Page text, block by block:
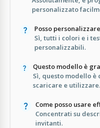
personalizzato
Posso
Sì, tutti i colori e i
personalizzabili.
Questo modello è
Sì, questo modello
scaricare e utilizzare.
Come posso usare
Concentrati su
invitanti.